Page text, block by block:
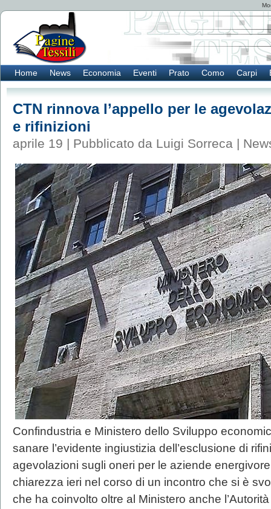
Home News Economia Eventi Prato Como Carpi
CTN rinnova l’appello per le
e rifinizioni
aprile 19 | Pubblicato da Luigi Sorreca |
Confindustria e Ministero dello Sviluppo
sanare l’evidente ingiustizia dell’esclusione di
agevolazioni sugli oneri per le aziende
chiarezza ieri nel corso di un incontro che si è
che ha coinvolto oltre al Ministero anche